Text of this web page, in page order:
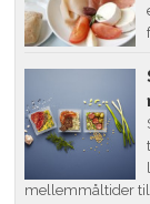
mellemmåltider til